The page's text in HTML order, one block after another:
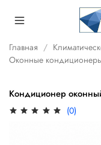
Главная
Оконные
Кондиционер
(0)